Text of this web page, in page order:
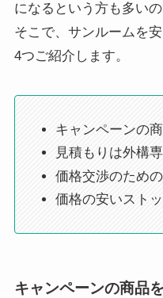
になるという方も多い
そこで、サンルームを
4つご紹介します。
キャンペーンの
見積もりは外構
価格交渉のため
価格の安いスト
キャンペーンの商品